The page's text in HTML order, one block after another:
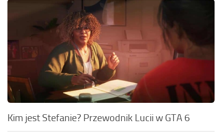
Kim jest Stefanie? Przewodnik Lucii w GTA 6